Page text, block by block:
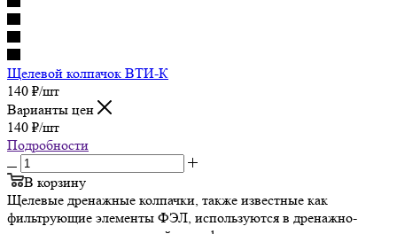
Щелевой колпачок ВТИ-К
140 ₽/шт
Варианты цен
140 ₽/шт
Подробности
В корзину
Щелевые дренажные колпачки, также известные как
фильтрующие элементы ФЭЛ, используются в дренажно-